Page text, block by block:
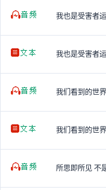
我也是受害者
我也是受害者
我们看到的世
我们看到的世
所思即所见 不